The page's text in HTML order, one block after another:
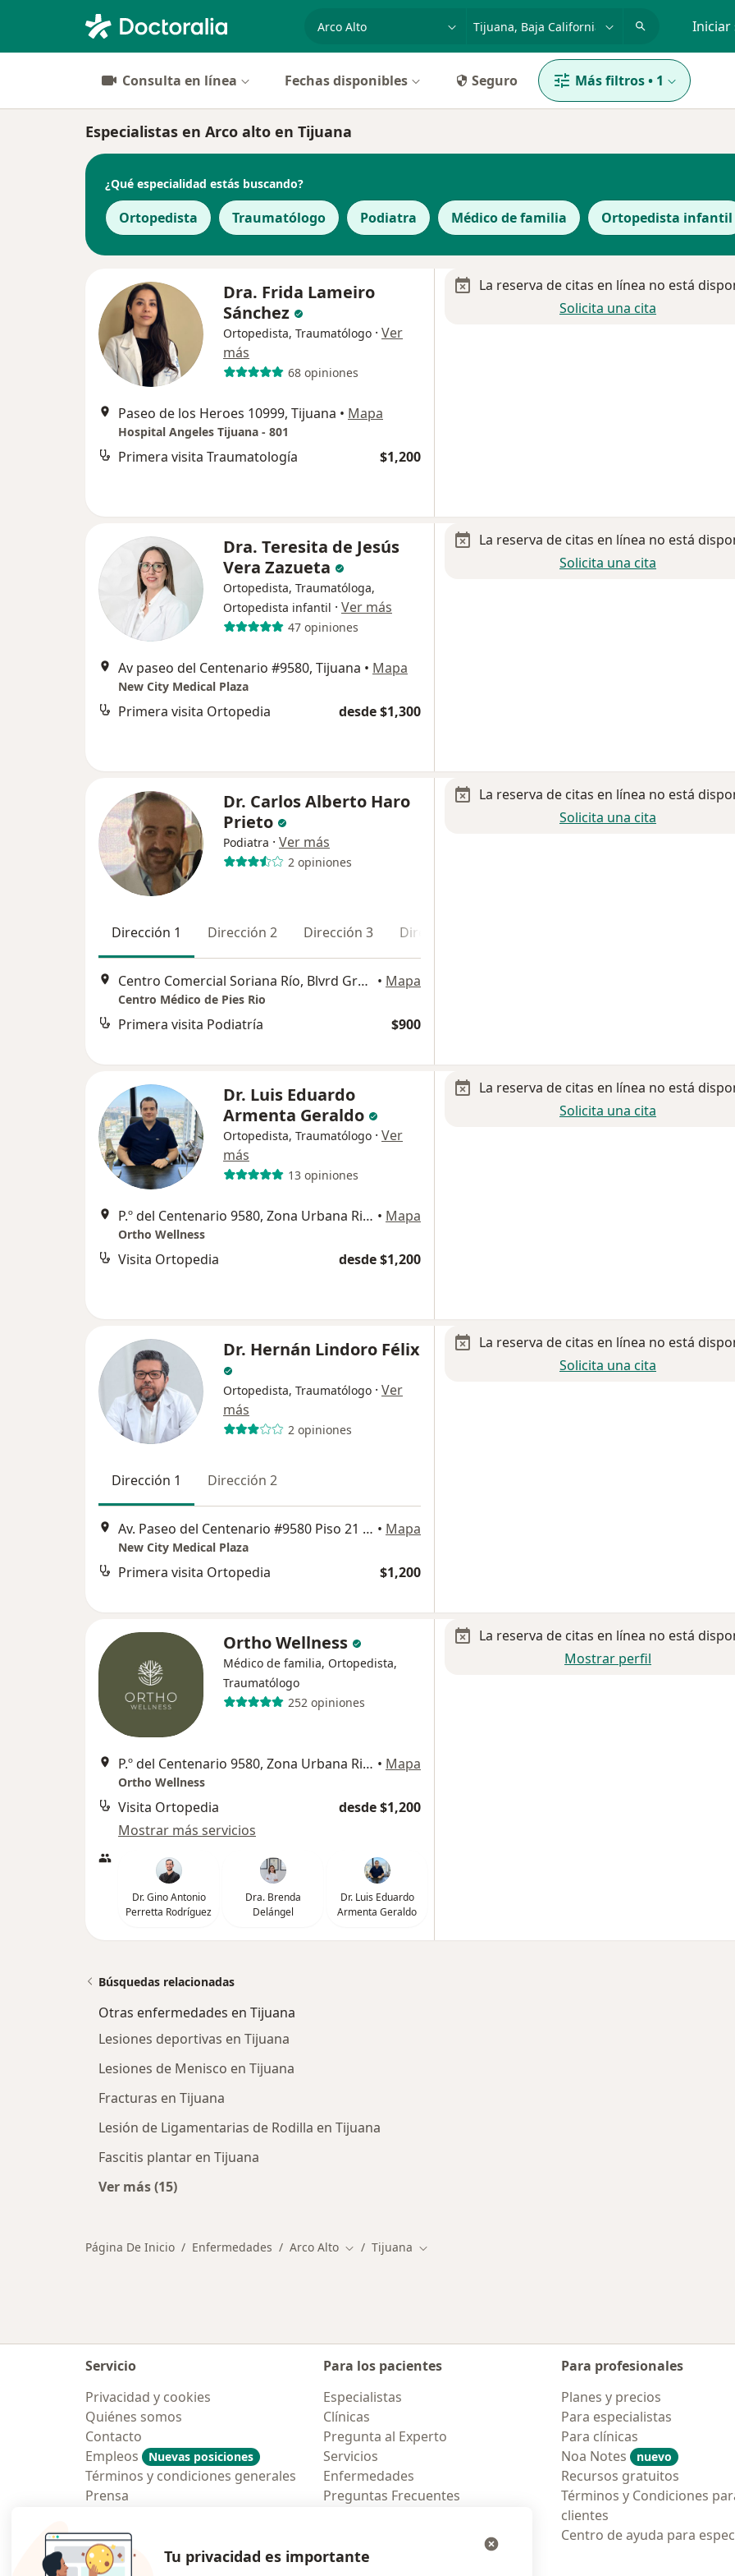
Iniciar
Consulta en línea Fechas disponibles Seguro Más filtros• 1
Especialistas en Arco alto en Tijuana
¿Qué especialidad estás buscando?
Ortopedista Traumatólogo Podiatra Médico de familia Ortopedista infantil
Dra. Frida Lameiro
Sánchez
Ortopedista, Traumatólogo · Ver
más
68 opiniones
Paseo de los Heroes 10999, Tijuana • Mapa
Hospital Angeles Tijuana - 801
Primera visita Traumatología $1,200
La reserva de citas en línea no está
Solicita una cita
Dra. Teresita de Jesús
Vera Zazueta
Ortopedista, Traumatóloga,
Ortopedista infantil · Ver más
47 opiniones
Av paseo del Centenario #9580, Tijuana • Mapa
New City Medical Plaza
Primera visita Ortopedia desde $1,300
La reserva de citas en línea no está
Solicita una cita
Dr. Carlos Alberto Haro
Prieto
Podiatra · Ver más
2 opiniones
Dirección 1 Dirección 2 Dirección 3 Dirección 4
Centro Comercial Soriana Río, Blvrd Gral Rodolfo Sánchez Taboada Local #18, Zona Urbana Rio Tijuana, Tijuana • Mapa
Centro Médico de Pies Rio
Primera visita Podiatría $900
La reserva de citas en línea no está
Solicita una cita
Dr. Luis Eduardo
Armenta Geraldo
Ortopedista, Traumatólogo · Ver
más
13 opiniones
P.º del Centenario 9580, Zona Urbana Rio Tijuana, 22010 Tijuana, B.C., Tijuana • Mapa
Ortho Wellness
Visita Ortopedia desde $1,200
La reserva de citas en línea no está
Solicita una cita
Dr. Hernán Lindoro Félix
Ortopedista, Traumatólogo · Ver
más
2 opiniones
Dirección 1 Dirección 2
Av. Paseo del Centenario #9580 Piso 21 Consultorio 2108, Tijuana • Mapa
New City Medical Plaza
Primera visita Ortopedia $1,200
La reserva de citas en línea no está
Solicita una cita
Ortho Wellness
Médico de familia, Ortopedista,
Traumatólogo
252 opiniones
P.º del Centenario 9580, Zona Urbana Rio Tijuana, 22010 Tijuana, B.C., Tijuana • Mapa
Ortho Wellness
Visita Ortopedia
desde $1,200
Mostrar más servicios
Dr. Gino Antonio
Perretta Rodríguez
Dra. Brenda
Delángel
Dr. Luis Eduardo
Armenta Geraldo
La reserva de citas en línea no está
Mostrar perfil
Búsquedas relacionadas
Otras enfermedades en Tijuana
Lesiones deportivas en Tijuana
Lesiones de Menisco en Tijuana
Fracturas en Tijuana
Lesión de Ligamentarias de Rodilla en Tijuana
Fascitis plantar en Tijuana
Ver más (15)
Página De Inicio Enfermedades Arco Alto Cambiar de ciudad
Tijuana Cambiar de ciudad
Servicio
Privacidad y cookies
Quiénes somos
Contacto
Empleos
Nuevas posiciones
Términos y condiciones generales
Prensa
Para los pacientes
Especialistas
Clínicas
Pregunta al Experto
Servicios
Enfermedades
Preguntas Frecuentes
Para profesionales
Planes y precios
Para especialistas
Para clínicas
Noa Notes
nuevo
Recursos gratuitos
Términos y Condiciones
clientes
Centro de ayuda para
Tu privacidad es importante